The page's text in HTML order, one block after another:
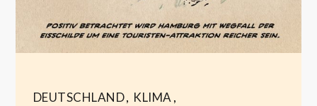
DEUTSCHLAND, KLIMA ,